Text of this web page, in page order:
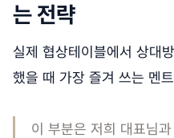
는 전략
실제 협상테이블에서 상대
했을 때 가장 즐겨 쓰는 멘
이 부분은 저희 대표님